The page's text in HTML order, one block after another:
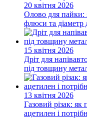
20 квітня 2026
Олово для пайки:
флюси та діаметр
15 квітня 2026
Дріт для
під товщину
13 квітня 2026
Газовий різак: як
ацетилен і